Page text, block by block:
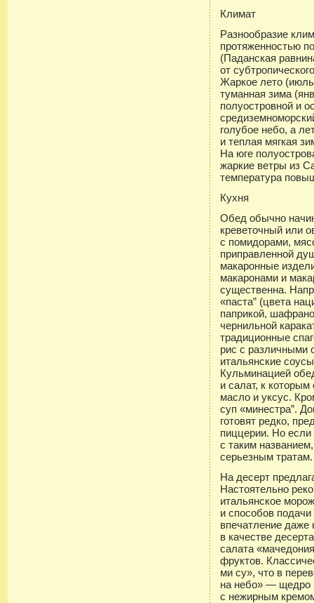
Климат
Разнообразие
протяженностью
(Паданская
от
Жаркое лето
туманная зима
полуостровной и
голубое небо, а
и теплая мягкая
На юге
жаркие ветры из
температура
Кухня
Обед обычно
креветочный или
с помидорами,
приправленной
макаронные
макаронами и
существенна.
«паста” (цвета
паприкой,
чернильной
традиционные
рис с различными
итальянские
Кульминацией
и салат, к
масло и уксус.
суп «минестра”.
готовят редко,
пиццерии. Но если
с таким
серьезным тратам.
На десерт
Настоятельно
итальянское
и способов
впечатление даже
в качестве
салата
фруктов.
ми су», что в
на небо» — щедро
с нежирным